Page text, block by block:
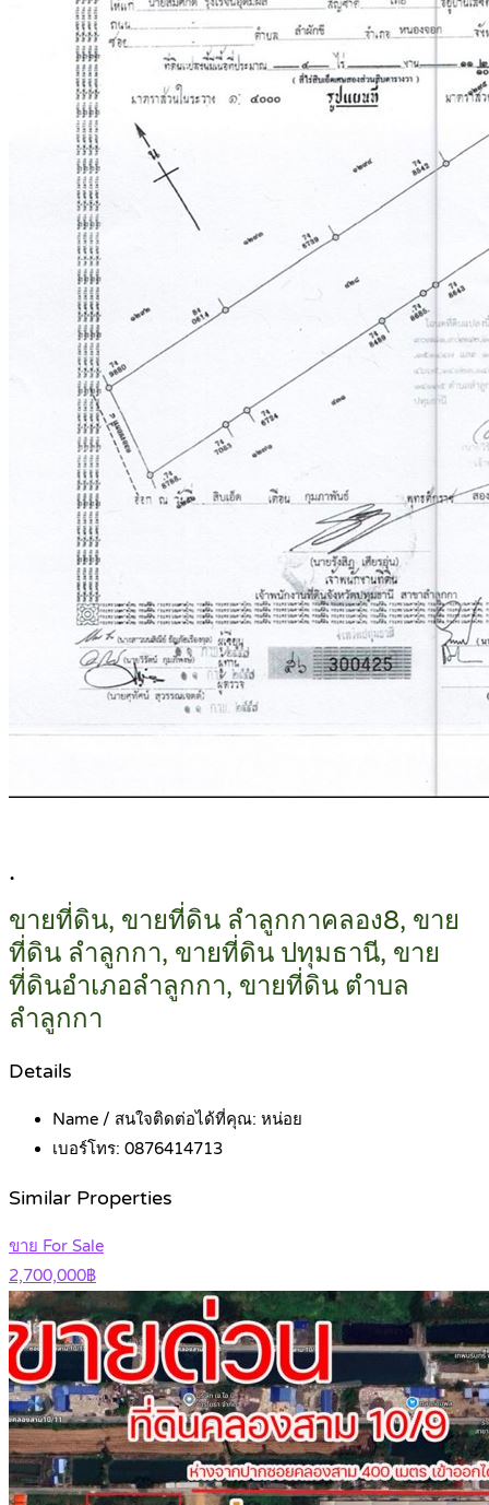
.
ขายที่ดิน, ขายที่ดิน ลำลูกกาคลอง8, ขาย
ที่ดิน ลำลูกกา, ขายที่ดิน ปทุมธานี, ขาย
ที่ดินอำเภอลำลูกกา, ขายที่ดิน ตำบล
ลำลูกกา
Details
Name / สนใจติดต่อได้ที่คุณ: หน่อย
เบอร์โทร: 0876414713
Similar Properties
ขาย For Sale
2,700,000฿